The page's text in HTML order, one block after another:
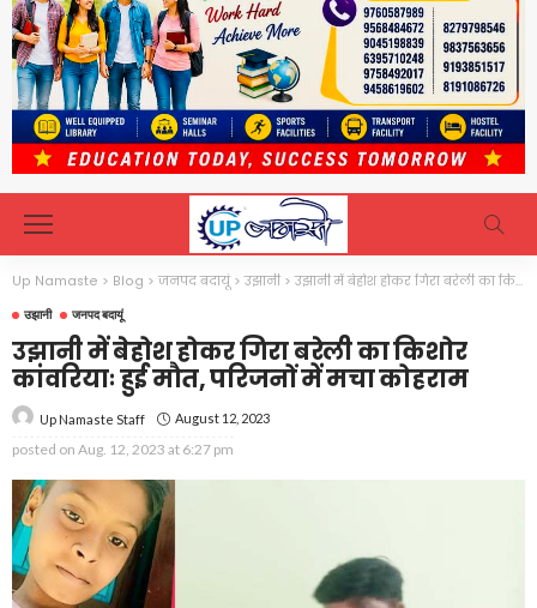
Up Namaste > Blog > जनपद बदायूं>उझानी >उझानी में बेहोश होकर गिरा बरेली का किशोर कांवरियाः हुई मौत, परिजनों में मचा कोहराम
उझानी जनपद बदायूं
उझानी में बेहोश होकर गिरा बरेली का किशोर
कांवरियाः हुई मौत, परिजनों में मचा कोहराम
Up Namaste Staff August 12, 2023
posted on Aug. 12, 2023 at 6:27 pm